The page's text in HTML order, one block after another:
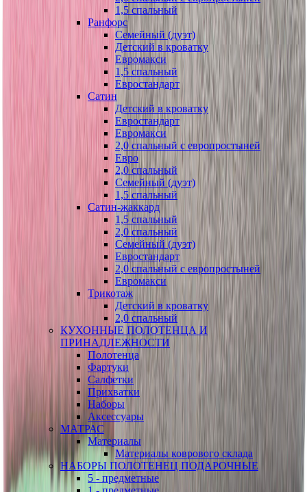
1,5 спальный
Ранфорс
Семейный (дуэт)
Детский в кроватку
Евромакси
1,5 спальный
Евростандарт
Сатин
Детский в кроватку
Евростандарт
Евромакси
2,0 спальный с европростыней
Евро
2,0 спальный
Семейный (дуэт)
1,5 спальный
Сатин-жаккард
1,5 спальный
2,0 спальный
Семейный (дуэт)
Евростандарт
2,0 спальный с европростыней
Евромакси
Трикотаж
Детский в кроватку
2,0 спальный
КУХОННЫЕ ПОЛОТЕНЦА И
ПРИНАДЛЕЖНОСТИ
Полотенца
Фартуки
Салфетки
Прихватки
Наборы
Аксессуары
МАТРАС
Материалы
Материалы коврового склада
НАБОРЫ ПОЛОТЕНЕЦ ПОДАРОЧНЫЕ
5 - предметные